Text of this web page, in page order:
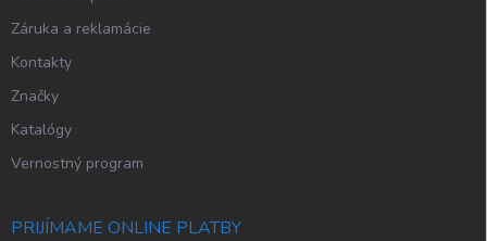
Záruka a reklamácie
Kontakty
Značky
Katalógy
Vernostný program
PRIJÍMAME ONLINE PLATBY